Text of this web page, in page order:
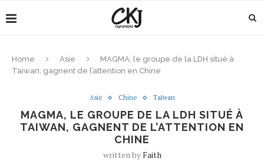
Home Asie
MAGMA, le groupe de la LDH situé à
Taiwan, gagnent de l’attention en Chine
Asie Chine Taïwan
MAGMA, LE GROUPE DE LA LDH SITUÉ À
TAIWAN, GAGNENT DE L’ATTENTION EN
CHINE
written byFaith